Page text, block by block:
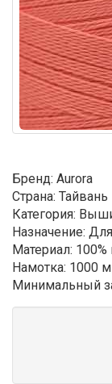
Бренд: Aurora
Страна: Тайвань
Категория:
Назначение:
Материал: 100%
Намотка: 1000 м
Минимальный